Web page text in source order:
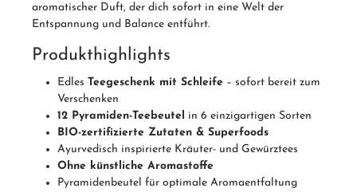
aromatischer Duft, der dich sofort in eine Welt der
Entspannung und Balance entführt.
Produkthighlights
Edles Teegeschenk mit Schleife – sofort bereit zum
Verschenken
12 Pyramiden-Teebeutel in 6 einzigartigen Sorten
BIO-zertifizierte Zutaten & Superfoods
Ayurvedisch inspirierte Kräuter- und Gewürztees
Ohne künstliche Aromastoffe
Pyramidenbeutel für optimale Aromaentfaltung